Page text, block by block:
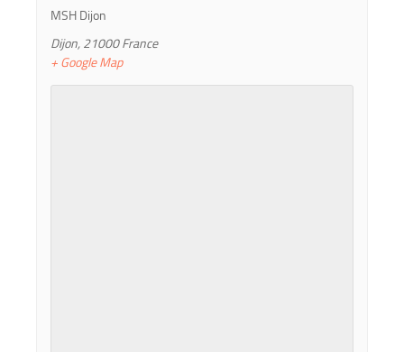
MSH Dijon
Dijon, 21000 France
+ Google Map